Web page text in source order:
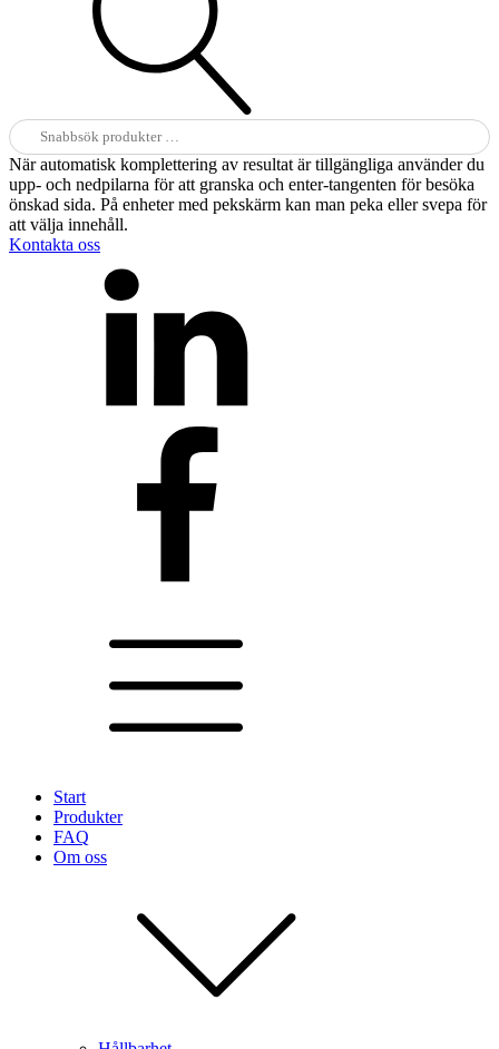
Sök
efter:
När automatisk komplettering av resultat är tillgängliga använder du
upp- och nedpilarna för att granska och enter-tangenten för besöka
önskad sida. På enheter med pekskärm kan man peka eller svepa för
att välja innehåll.
Kontakta oss
Start
Produkter
FAQ
Om oss